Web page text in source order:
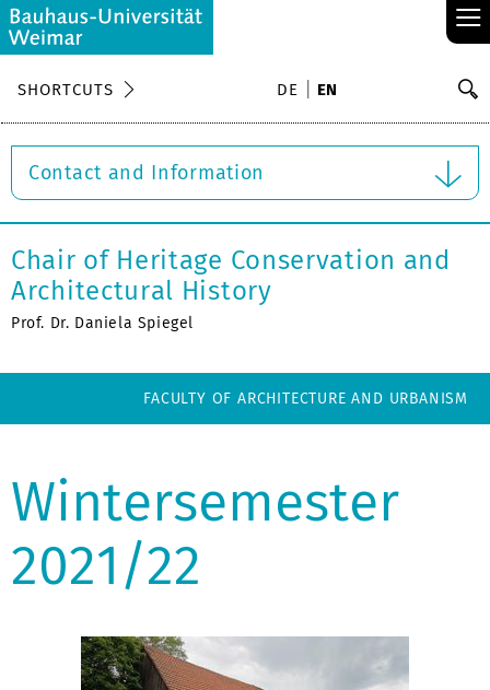
≡
SHORTCUTS DE EN
Contact and Information
Chair of Heritage Conservation and
Architectural History
Prof. Dr. Daniela Spiegel
FACULTY OF ARCHITECTURE AND URBANISM
Wintersemester
2021/22